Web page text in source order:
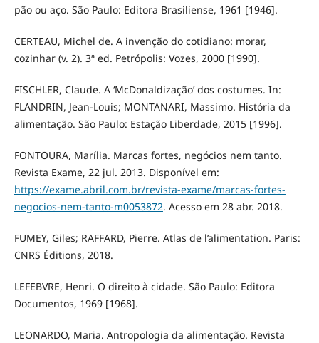
pão ou aço. São Paulo: Editora Brasiliense, 1961 [1946].
CERTEAU, Michel de. A invenção do cotidiano: morar,
cozinhar (v. 2). 3ª ed. Petrópolis: Vozes, 2000 [1990].
FISCHLER, Claude. A ‘McDonaldização’ dos costumes. In:
FLANDRIN, Jean-Louis; MONTANARI, Massimo. História da
alimentação. São Paulo: Estação Liberdade, 2015 [1996].
FONTOURA, Marília. Marcas fortes, negócios nem tanto.
Revista Exame, 22 jul. 2013. Disponível em:
https://exame.abril.com.br/revista-exame/marcas-fortes-
negocios-nem-tanto-m0053872. Acesso em 28 abr. 2018.
FUMEY, Giles; RAFFARD, Pierre. Atlas de l’alimentation. Paris:
CNRS Éditions, 2018.
LEFEBVRE, Henri. O direito à cidade. São Paulo: Editora
Documentos, 1969 [1968].
LEONARDO, Maria. Antropologia da alimentação. Revista